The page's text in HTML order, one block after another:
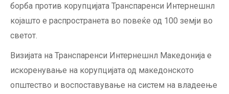
борба против корупцијата Транспаренси Интернешнл
којашто е распространета во повеќе од 100 земји во
светот.
Визијата на Транспаренси Интернешнл Македонија e
искоренување на корупцијата од македонското
општество и воспоставување на систем на владеење